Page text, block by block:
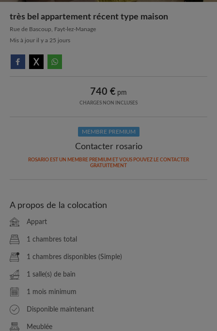
très bel appartement récent type maison
Rue de Bascoup, Fayt-lez-Manage
Mis à jour il y a 25 jours
740 € pm
CHARGES NON INCLUSES
MEMBRE PREMIUM
Contacter rosario
ROSARIO EST UN MEMBRE PREMIUM ET VOUS POUVEZ LE CONTACTER
GRATUITEMENT
A propos de la colocation
Appart
1 chambres total
1 chambres disponibles (Simple)
1 salle(s) de bain
1 mois minimum
Disponible maintenant
Meublée